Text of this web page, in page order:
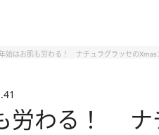
始はお肌も労わる！ ナチュラグラッセのXmas
労わる！ ナ